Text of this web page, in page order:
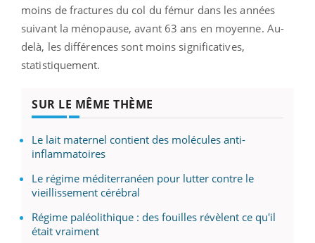
moins de fractures du col du fémur dans les années
suivant la ménopause, avant 63 ans en moyenne. Au-
delà, les différences sont moins significatives,
statistiquement.
SUR LE MÊME THÈME
Le lait maternel contient des molécules anti-
inflammatoires
Le régime méditerranéen pour lutter contre le
vieillissement cérébral
Régime paléolithique : des fouilles révèlent ce qu'il
était vraiment